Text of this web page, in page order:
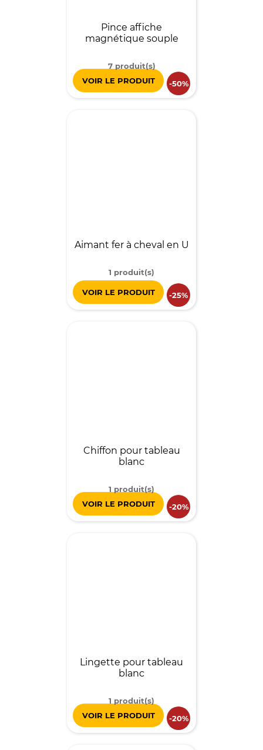
Pince affiche
magnétique souple
7 produit(s)
VOIR LE PRODUIT
-50%
Aimant fer à cheval en U
1 produit(s)
VOIR LE PRODUIT -25%
Chiffon pour tableau
blanc
1 produit(s)
VOIR LE PRODUIT
-20%
Lingette pour tableau
blanc
1 produit(s)
VOIR LE PRODUIT
-20%